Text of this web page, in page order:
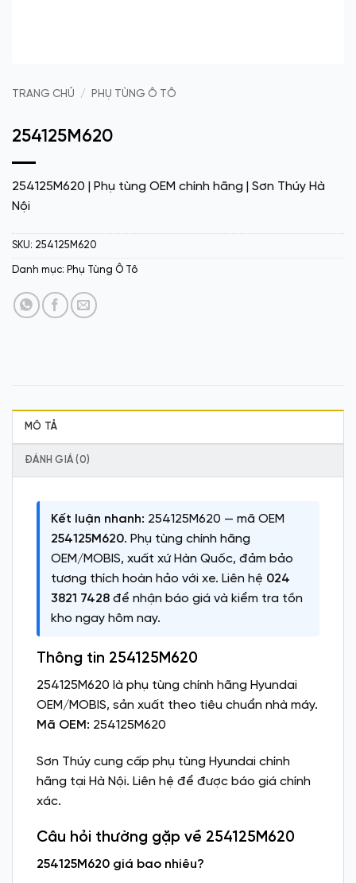
TRANG CHỦ / PHỤ TÙNG Ô TÔ
254125M620
254125M620 | Phụ tùng OEM chính hãng | Sơn Thúy Hà
Nội
SKU: 254125M620
Danh mục: Phụ Tùng Ô Tô
MÔ TẢ
ĐÁNH GIÁ (0)
Kết luận nhanh: 254125M620 — mã OEM
254125M620. Phụ tùng chính hãng
OEM/MOBIS, xuất xứ Hàn Quốc, đảm bảo
tương thích hoàn hảo với xe. Liên hệ 024
3821 7428 để nhận báo giá và kiểm tra tồn
kho ngay hôm nay.
Thông tin 254125M620
254125M620 là phụ tùng chính hãng Hyundai
OEM/MOBIS, sản xuất theo tiêu chuẩn nhà máy.
Mã OEM: 254125M620
Sơn Thúy cung cấp phụ tùng Hyundai chính
hãng tại Hà Nội. Liên hệ để được báo giá chính
xác.
Câu hỏi thường gặp về 254125M620
254125M620 giá bao nhiêu?